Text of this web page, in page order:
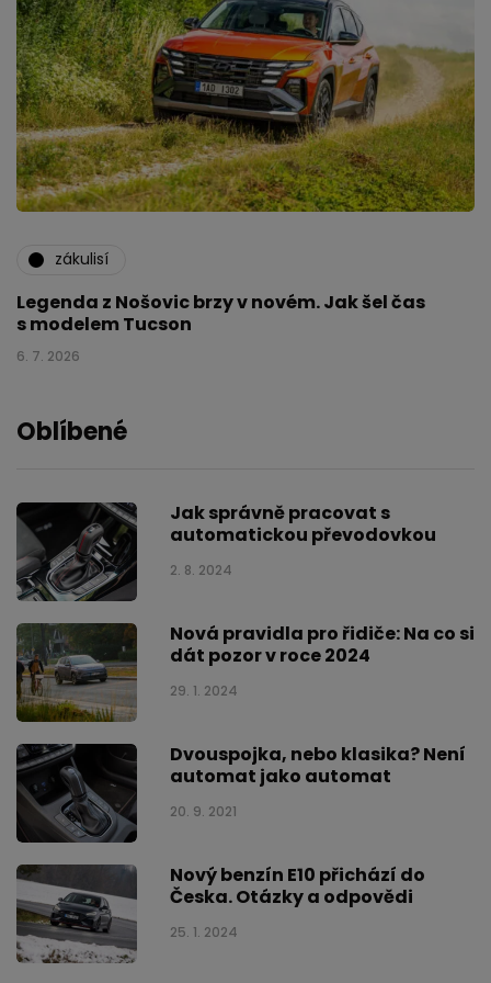
zákulisí
Legenda z Nošovic brzy v novém. Jak šel čas
s modelem Tucson
6. 7. 2026
Oblíbené
Jak správně pracovat s
automatickou převodovkou
2. 8. 2024
Nová pravidla pro řidiče: Na co si
dát pozor v roce 2024
29. 1. 2024
Dvouspojka, nebo klasika? Není
automat jako automat
20. 9. 2021
Nový benzín E10 přichází do
Česka. Otázky a odpovědi
25. 1. 2024